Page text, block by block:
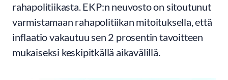
rahapolitiikasta. EKP:n neuvosto on sitoutunut
varmistamaan rahapolitiikan mitoituksella, että
inflaatio vakautuu sen 2 prosentin tavoitteen
mukaiseksi keskipitkällä aikavälillä.